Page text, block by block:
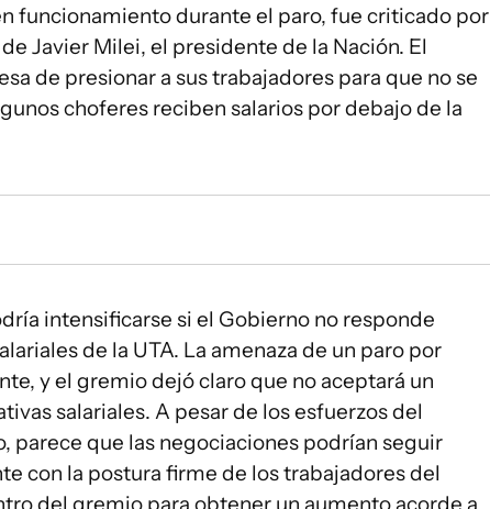
funcionamiento durante el paro, fue criticado por
Javier Milei, el presidente de la Nación. El
de presionar a sus trabajadores para que no se
choferes reciben salarios por debajo de la
intensificarse si el Gobierno no responde
de la UTA. La amenaza de un paro por
y el gremio dejó claro que no aceptará un
salariales. A pesar de los esfuerzos del
parece que las negociaciones podrían seguir
con la postura firme de los trabajadores del